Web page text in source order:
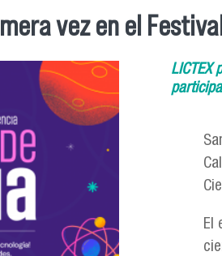
vez en el
LICTEX
El